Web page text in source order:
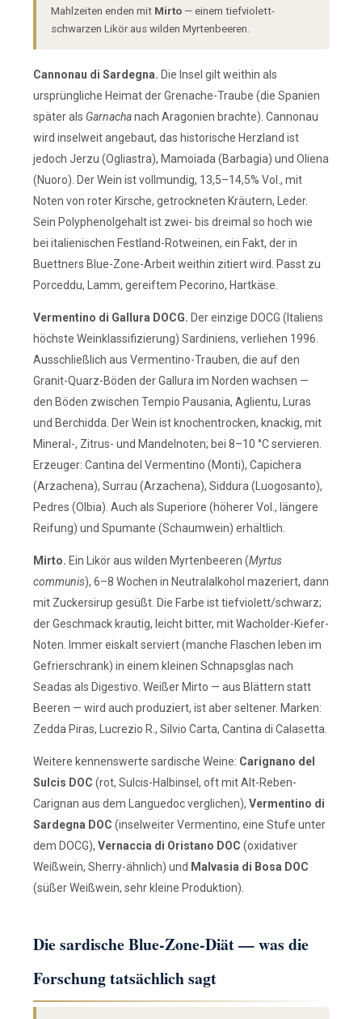
Mahlzeiten enden mit Mirto— einem tiefviolett-
schwarzen Likör aus wilden Myrtenbeeren.
Cannonau di Sardegna. Die Insel gilt weithin als
ursprüngliche Heimat der Grenache-Traube (die Spanien
später als Garnachanach Aragonien brachte). Cannonau
wird inselweit angebaut, das historische Herzland ist
jedoch Jerzu (Ogliastra), Mamoiada (Barbagia) und Oliena
(Nuoro). Der Wein ist vollmundig, 13,5–14,5% Vol., mit
Noten von roter Kirsche, getrockneten Kräutern, Leder.
Sein Polyphenolgehalt ist zwei- bis dreimal so hoch wie
bei italienischen Festland-Rotweinen, ein Fakt, der in
Buettners Blue-Zone-Arbeit weithin zitiert wird. Passt zu
Porceddu, Lamm, gereiftem Pecorino, Hartkäse.
Vermentino di Gallura DOCG. Der einzige DOCG (Italiens
höchste Weinklassifizierung) Sardiniens, verliehen 1996.
Ausschließlich aus Vermentino-Trauben, die auf den
Granit-Quarz-Böden der Gallura im Norden wachsen —
den Böden zwischen Tempio Pausania, Aglientu, Luras
und Berchidda. Der Wein ist knochentrocken, knackig, mit
Mineral-, Zitrus- und Mandelnoten; bei 8–10 °C servieren.
Erzeuger: Cantina del Vermentino (Monti), Capichera
(Arzachena), Surrau (Arzachena), Siddura (Luogosanto),
Pedres (Olbia). Auch als Superiore (höherer Vol., längere
Reifung) und Spumante (Schaumwein) erhältlich.
Mirto. Ein Likör aus wilden Myrtenbeeren (Myrtus
communis), 6–8 Wochen in Neutralalkohol mazeriert, dann
mit Zuckersirup gesüßt. Die Farbe ist tiefviolett/schwarz;
der Geschmack krautig, leicht bitter, mit Wacholder-Kiefer-
Noten. Immer eiskalt serviert (manche Flaschen leben im
Gefrierschrank) in einem kleinen Schnapsglas nach
Seadas als Digestivo. Weißer Mirto — aus Blättern statt
Beeren — wird auch produziert, ist aber seltener. Marken:
Zedda Piras, Lucrezio R., Silvio Carta, Cantina di Calasetta.
Weitere kennenswerte sardische Weine: Carignano del
Sulcis DOC (rot, Sulcis-Halbinsel, oft mit Alt-Reben-
Carignan aus dem Languedoc verglichen), Vermentino di
Sardegna DOC (inselweiter Vermentino, eine Stufe unter
dem DOCG), Vernaccia di Oristano DOC (oxidativer
Weißwein, Sherry-ähnlich) und Malvasia di Bosa DOC
(süßer Weißwein, sehr kleine Produktion).
Die sardische Blue-Zone-Diät — was die
Forschung tatsächlich sagt